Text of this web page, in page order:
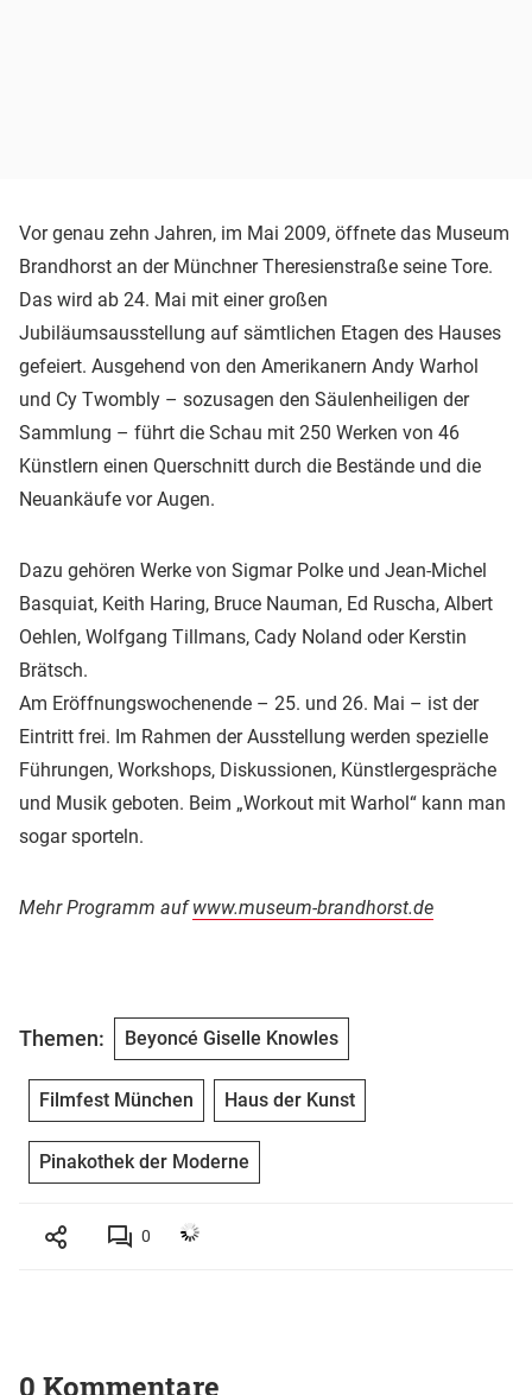
Vor genau zehn Jahren, im Mai 2009, öffnete das Museum
Brandhorst an der Münchner Theresienstraße seine Tore.
Das wird ab 24. Mai mit einer großen
Jubiläumsausstellung auf sämtlichen Etagen des Hauses
gefeiert. Ausgehend von den Amerikanern Andy Warhol
und Cy Twombly – sozusagen den Säulenheiligen der
Sammlung – führt die Schau mit 250 Werken von 46
Künstlern einen Querschnitt durch die Bestände und die
Neuankäufe vor Augen.
Dazu gehören Werke von Sigmar Polke und Jean-Michel
Basquiat, Keith Haring, Bruce Nauman, Ed Ruscha, Albert
Oehlen, Wolfgang Tillmans, Cady Noland oder Kerstin
Brätsch.
Am Eröffnungswochenende – 25. und 26. Mai – ist der
Eintritt frei. Im Rahmen der Ausstellung werden spezielle
Führungen, Workshops, Diskussionen, Künstlergespräche
und Musik geboten. Beim „Workout mit Warhol“ kann man
sogar sporteln.
Mehr Programm aufwww.museum-brandhorst.de
Themen: Beyoncé Giselle Knowles
Filmfest München Haus der Kunst
Pinakothek der Moderne
0
0 Kommentare